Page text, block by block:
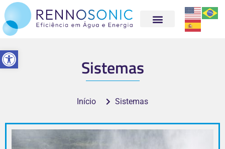
Abrir a barra de ferramentas
Sistemas
Início Sistemas